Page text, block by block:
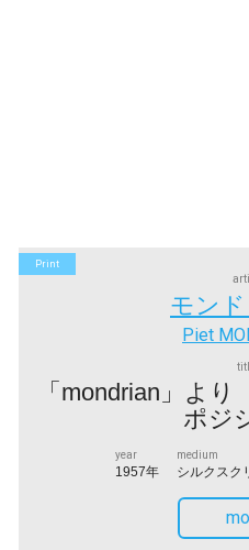
Print
モン
Piet
「mondrian」よ
ポジ
year
1957年
medium
シルクスク